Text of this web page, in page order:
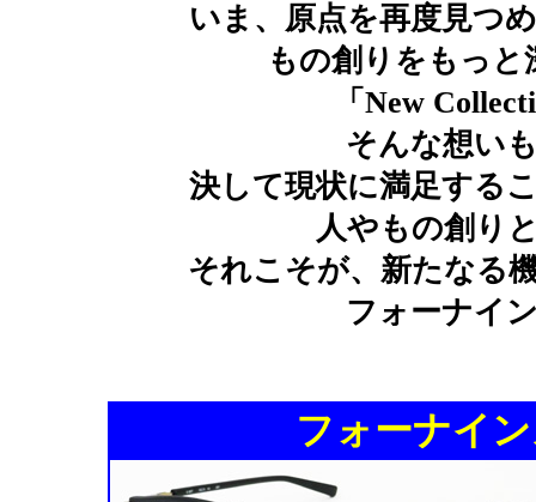
いま、原点を再度見つ
もの創りをもっ
「New
そんな想い
決して現状に満足する
人やもの創り
それこそが、新たなる
フォーナイ
フォーナイ